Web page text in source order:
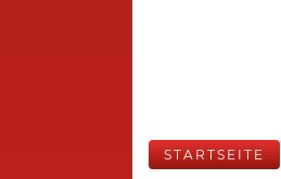
STARTSEITE